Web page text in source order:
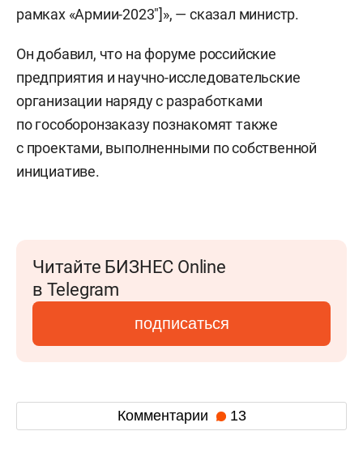
рамках «Армии-2023"]», — сказал министр.
Он добавил, что на форуме российские
предприятия и научно-исследовательские
организации наряду с разработками
по гособоронзаказу познакомят также
с проектами, выполненными по собственной
инициативе.
Читайте БИЗНЕС Online
в Telegram
подписаться
Комментарии 13